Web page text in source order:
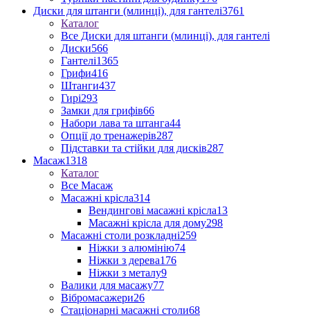
Диски для штанги (млинці), для гантелі3761
Каталог
Все Диски для штанги (млинці), для гантелі
Диски566
Гантелі1365
Грифи416
Штанги437
Гирі293
Замки для грифів66
Набори лава та штанга44
Опції до тренажерів287
Підставки та стійки для дисків287
Масаж1318
Каталог
Все Масаж
Масажні крісла314
Вендингові масажні крісла13
Масажні крісла для дому298
Масажні столи розкладні259
Ніжки з алюмінію74
Ніжки з дерева176
Ніжки з металу9
Валики для масажу77
Вібромасажери26
Стаціонарні масажні столи68